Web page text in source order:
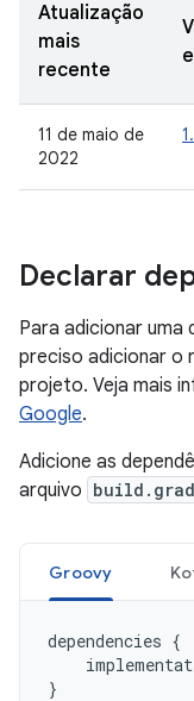
Atualização
mais
recente
11 de maio de
2022
Declarar
Para adicionar uma
preciso adicionar o
projeto. Veja mais
Google.
Adicione as
arquivo
Groovy
dependencies {
}